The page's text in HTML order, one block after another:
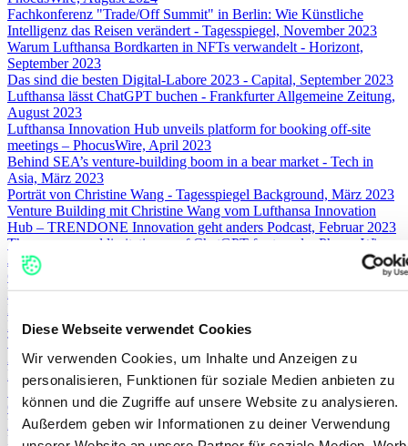
Diese Webseite verwendet Cookies
Wir verwenden Cookies, um Inhalte und Anzeigen zu
personalisieren, Funktionen für soziale Medien anbieten zu
können und die Zugriffe auf unsere Website zu analysieren.
Außerdem geben wir Informationen zu deiner Verwendung
Fachkonferenz "Trade/Off Summit" in Berlin: Wie Künstliche
Intelligenz das Reisen verändert - Tagesspiegel, November 2023
Warum Lufthansa Bordkarten in NFTs verwandelt - Horizont,
September 2023
Das sind die besten Digital-Labore 2023 - Capital, September 2023
Lufthansa lässt ChatGPT buchen - Frankfurter Allgemeine Zeitung,
August 2023
Lufthansa Innovation Hub unveils platform for booking off-site
meetings – PhocusWire, April 2023
Behind SEA’s venture-building boom in a bear market - Tech in
Asia, März 2023
Porträt von Christine Wang - Tagesspiegel Background, März 2023
Venture Building mit Christine Wang vom Lufthansa Innovation
Hub – TRENDONE Innovation geht anders Podcast, Februar 2023
The power - and limitations - of ChatGPT for travel – PhocusWire,
Januar 2023
Christine Wang. Eine Virtuosin mit hochgesteckten Zielen -
Handelszeitung, Dezember 2022
Lufthansa-Managerin: "Covid war die grösste Krise" –
Handelszeitung, November 2022
Travel startup investment to hit $44B in 2021 – PhocusWire, August
2021
Lufthansa unveils travel sustainability marketplace Squake –
PhocusWire, Juli 2021
Grün mit zwei Zeilen Code – WirtschaftsWoche, Juli 2021
Mobilitätsplattform RYDES: Porsche steigt bei einer Lufthansa-
Entwicklung ein – Frankfurter Allgemeine Zeitung, Februar 2021